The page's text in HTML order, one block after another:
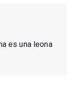
es una leona